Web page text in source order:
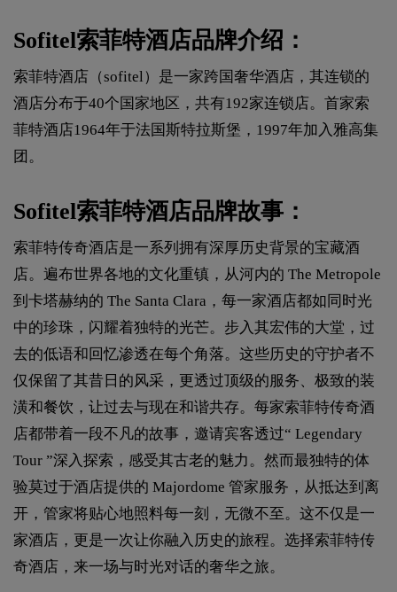
Sofitel索菲特酒店品牌介绍：
索菲特酒店（sofitel）是一家跨国奢华酒店，其连锁的
酒店分布于40个国家地区，共有192家连锁店。首家索
菲特酒店1964年于法国斯特拉斯堡，1997年加入雅高集
团。
Sofitel索菲特酒店品牌故事：
索菲特传奇酒店是一系列拥有深厚历史背景的宝藏酒
店。遍布世界各地的文化重镇，从河内的 The Metropole
到卡塔赫纳的 The Santa Clara，每一家酒店都如同时光
中的珍珠，闪耀着独特的光芒。步入其宏伟的大堂，过
去的低语和回忆渗透在每个角落。这些历史的守护者不
仅保留了其昔日的风采，更透过顶级的服务、极致的装
潢和餐饮，让过去与现在和谐共存。每家索菲特传奇酒
店都带着一段不凡的故事，邀请宾客透过“ Legendary
Tour ”深入探索，感受其古老的魅力。然而最独特的体
验莫过于酒店提供的 Majordome 管家服务，从抵达到离
开，管家将贴心地照料每一刻，无微不至。这不仅是一
家酒店，更是一次让你融入历史的旅程。选择索菲特传
奇酒店，来一场与时光对话的奢华之旅。